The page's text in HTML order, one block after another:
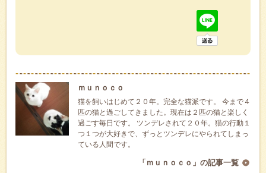
ｍｕｎｏｃｏ
猫を飼いはじめて２０年。完全な猫派です。 今まで４
匹の猫と過ごしてきました。現在は２匹の猫と楽しく
過ごす毎日です。 ツンデレされて２０年。猫の行動１
つ１つが大好きで、ずっとツンデレにやられてしまっ
ている人間です。
「ｍｕｎｏｃｏ」の記事一覧